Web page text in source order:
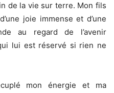
de la vie sur terre. Mon fils
joie immense et d’une
au regard de l’avenir
lui est réservé si rien ne
mon énergie et ma